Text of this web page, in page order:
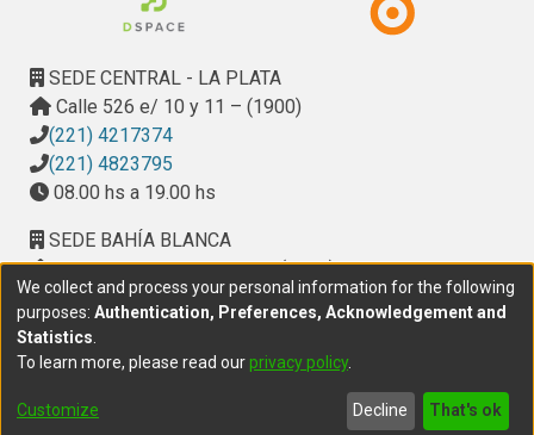
SEDE CENTRAL - LA PLATA
Calle 526 e/ 10 y 11 – (1900)
(221) 4217374
(221) 4823795
08.00 hs a 19.00 hs
SEDE BAHÍA BLANCA
Calle Ciudad de Cali 320 – (8000). Universidad
Provincial del Sudoeste (UPSO)
(291) 459 2550, interno 147
10.00 h a 14.00 h
We collect and process your personal information for the following
purposes: Authentication, Preferences, Acknowledgement and
Statistics
To learn more, please read ourprivacy policy.
Customize Decline That's ok